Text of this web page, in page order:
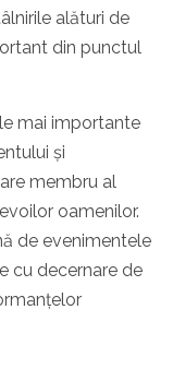
alături de
din punctul
mai importante
și
membru al
oamenilor.
de evenimentele
cu decernare de